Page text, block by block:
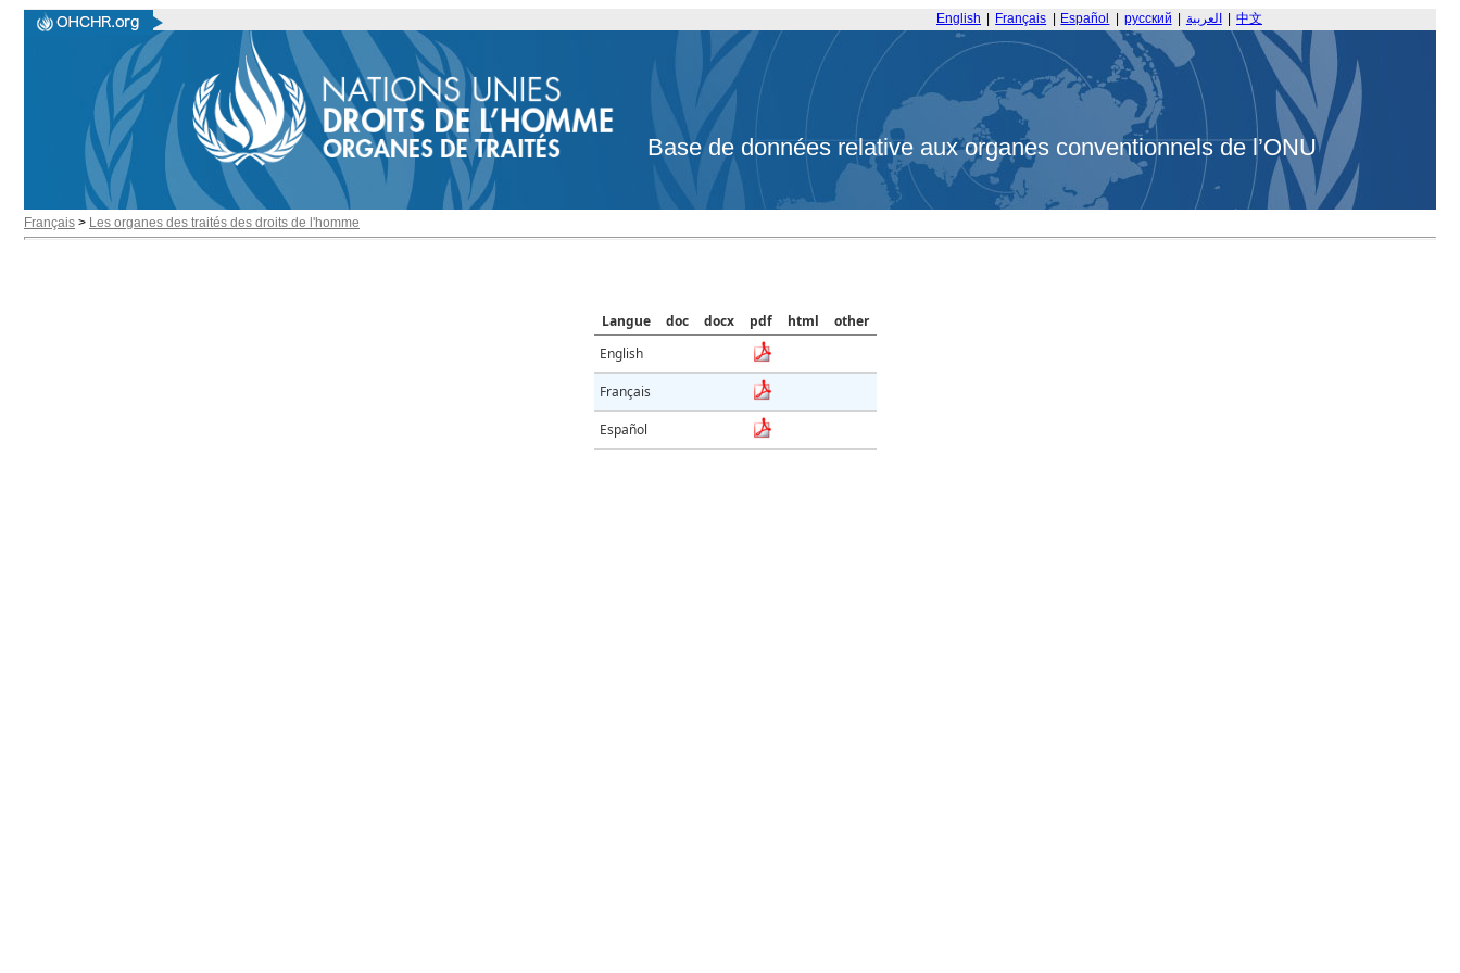
English Français Español русский العربية 中文
Base de données relative aux organes conventionnels de l’ONU
Français > Les organes des traités des droits de l'homme
Langue doc docx pdf html
other
English
Français
Español